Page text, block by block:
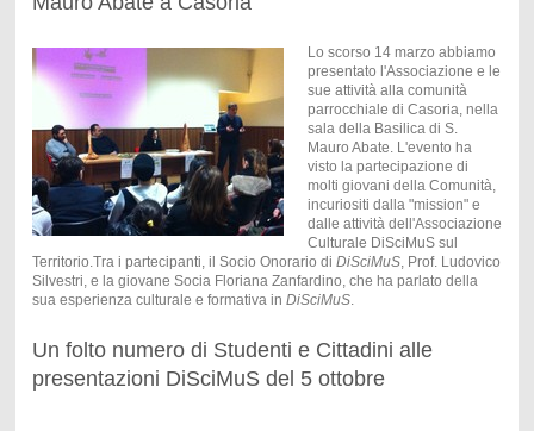
Lo scorso 14 marzo abbiamo
presentato l'Associazione e le
sue attività alla comunità
parrocchiale di Casoria, nella
sala della Basilica di S.
Mauro Abate. L'evento ha
visto la partecipazione di
molti giovani della Comunità,
incuriositi dalla "mission" e
dalle attività dell'Associazione
Culturale DiSciMuS sul
Territorio.Tra i partecipanti, il Socio Onorario di DiSciMuS, Prof. Ludovico
Silvestri, e la giovane Socia Floriana Zanfardino, che ha parlato della
sua esperienza culturale e formativa in DiSciMuS.
Un folto numero di Studenti e Cittadini alle
presentazioni DiSciMuS del 5 ottobre